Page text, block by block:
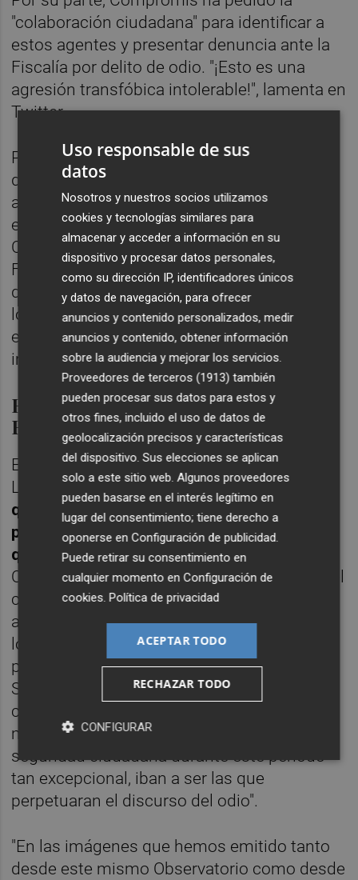
"colaboración ciudadana" para identificar a
estos agentes y presentar denuncia ante la
Fiscalía por delito de odio. "¡Esto es una
agresión transfóbica intolerable!", lamenta en
Twitter.
Precisamente, desde esta formación el
diputado en el Congreso, Joan Baldoví, ha
asegurado que "el lunes a primera hora esto
estará en el Congreso", mientras el síndic de
Compromís en Les Corts Valencianes, Fran
Ferri, ha censurado la "transfobia por parte
de unos agentes de la Policía Local que son
los primeros que tendrían que luchar contra
el odio y la discriminación. "No puede haber
impunidad", avisa.
El Observatorio lo llevará a
Fiscalía
El Observatorio Valenciano Contra la
LGTBIFobia ha condenadola agresión a la
que se ve sometida una persona trans por
parte de la policía municipal y ha anunciado
que llevará los hechos ante Fiscalía
Observatorio recuerda que desde el inicio del
confinamiento, "observamos cómo las
agresiones LGTBFóbicas han aumentado en
los entornos familiares, pero lo que no nos
podríamos imaginar es que las Fuerzas de
Seguridad del Estado, con mando único y
centralizado en este momento en el
ministerio del Interior, garantes de la
seguridad ciudadana durante este periodo
tan excepcional, iban a ser las que
perpetuaran el discurso del odio".
"En las imágenes que hemos emitido tanto
desde este mismo Observatorio como desde
Uso responsable de sus
datos
Nosotros y nuestros socios utilizamos
cookies y tecnologías similares para
almacenar y acceder a información en su
dispositivo y procesar datos personales,
como su dirección IP, identificadores únicos
y datos de navegación, para ofrecer
anuncios y contenido personalizados, medir
anuncios y contenido, obtener información
sobre la audiencia y mejorar los servicios.
Proveedores de terceros (1913) también
pueden procesar sus datos para estos y
otros fines, incluido el uso de datos de
geolocalización precisos y características
del dispositivo. Sus elecciones se aplican
solo a este sitio web. Algunos proveedores
pueden basarse en el interés legítimo en
lugar del consentimiento; tiene derecho a
oponerse enConfiguración de publicidad
Puede retirar su consentimiento en
cualquier momento enConfiguración de
cookies .Política de privacidad
ACEPTAR TODO
RECHAZAR TODO
CONFIGURAR